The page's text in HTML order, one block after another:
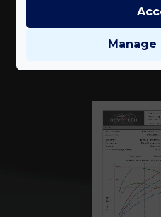
MérésiManage